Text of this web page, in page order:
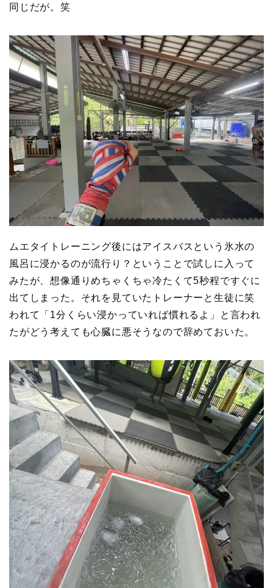
同じだが。笑
ムエタイトレーニング後にはアイスバスという氷水の
風呂に浸かるのが流行り？ということで試しに入って
みたが、想像通りめちゃくちゃ冷たくて5秒程ですぐに
出てしまった。それを見ていたトレーナーと生徒に笑
われて「1分くらい浸かっていれば慣れるよ」と言われ
たがどう考えても心臓に悪そうなので辞めておいた。